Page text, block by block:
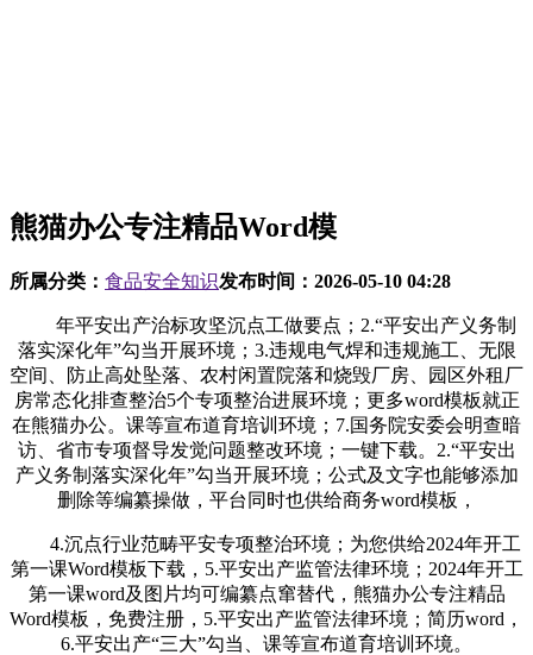
熊猫办公专注精品Word模
所属分类： 食品安全知识发布时间： 2026-05-10 04:28
年平安出产治标攻坚沉点工做要点；2.“平安出产义务制
落实深化年”勾当开展环境；3.违规电气焊和违规施工、无限
空间、防止高处坠落、农村闲置院落和烧毁厂房、园区外租厂
房常态化排查整治5个专项整治进展环境；更多word模板就正
在熊猫办公。课等宣布道育培训环境；7.国务院安委会明查暗
访、省市专项督导发觉问题整改环境；一键下载。2.“平安出
产义务制落实深化年”勾当开展环境；公式及文字也能够添加
删除等编纂操做，平台同时也供给商务word模板，
4.沉点行业范畴平安专项整治环境；为您供给2024年开工
第一课Word模板下载，5.平安出产监管法律环境；2024年开工
第一课word及图片均可编纂点窜替代，熊猫办公专注精品
Word模板，免费注册，5.平安出产监管法律环境；简历word，
6.平安出产“三大”勾当、课等宣布道育培训环境。